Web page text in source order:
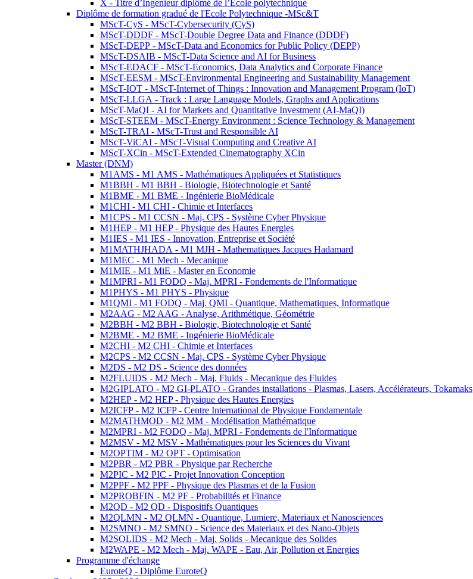
X - Titre d’Ingénieur diplômé de l’École polytechnique
Diplôme de formation gradué de l'Ecole Polytechnique -MSc&T
MScT-CyS - MScT-Cybersecurity (CyS)
MScT-DDDF - MScT-Double Degree Data and Finance (DDDF)
MScT-DEPP - MScT-Data and Economics for Public Policy (DEPP)
MScT-DSAIB - MScT-Data Science and AI for Business
MScT-EDACF - MScT-Economics, Data Analytics and Corporate Finance
MScT-EESM - MScT-Environmental Engineering and Sustainability Management
MScT-IOT - MScT-Internet of Things : Innovation and Management Program (IoT)
MScT-LLGA - Track : Large Language Models, Graphs and Applications
MScT-MaQI - AI for Markets and Quantitative Investment (AI-MaQI)
MScT-STEEM - MScT-Energy Environment : Science Technology & Management
MScT-TRAI - MScT-Trust and Responsible AI
MScT-ViCAI - MScT-Visual Computing and Creative AI
MScT-XCin - MScT-Extended Cinematography XCin
Master (DNM)
M1AMS - M1 AMS - Mathématiques Appliquées et Statistiques
M1BBH - M1 BBH - Biologie, Biotechnologie et Santé
M1BME - M1 BME - Ingénierie BioMédicale
M1CHI - M1 CHI - Chimie et Interfaces
M1CPS - M1 CCSN - Maj. CPS - Système Cyber Physique
M1HEP - M1 HEP - Physique des Hautes Energies
M1IES - M1 IES - Innovation, Entreprise et Société
M1MATHJHADA - M1 MJH - Mathematiques Jacques Hadamard
M1MEC - M1 Mech - Mecanique
M1MIE - M1 MiE - Master en Economie
M1MPRI - M1 FODQ - Maj. MPRI - Fondements de l'Informatique
M1PHYS - M1 PHYS - Physique
M1QMI - M1 FODQ - Maj. QMI - Quantique, Mathematiques, Informatique
M2AAG - M2 AAG - Analyse, Arithmétique, Géométrie
M2BBH - M2 BBH - Biologie, Biotechnologie et Santé
M2BME - M2 BME - Ingénierie BioMédicale
M2CHI - M2 CHI - Chimie et Interfaces
M2CPS - M2 CCSN - Maj. CPS - Système Cyber Physique
M2DS - M2 DS - Science des données
M2FLUIDS - M2 Mech - Maj. Fluids - Mecanique des Fluides
M2GIPLATO - M2 GI-PLATO - Grandes installations - Plasmas, Lasers, Accélérateurs, Tokamaks
M2HEP - M2 HEP - Physique des Hautes Energies
M2ICFP - M2 ICFP - Centre International de Physique Fondamentale
M2MATHMOD - M2 MM - Modélisation Mathématique
M2MPRI - M2 FODQ - Maj. MPRI - Fondements de l'Informatique
M2MSV - M2 MSV - Mathématiques pour les Sciences du Vivant
M2OPTIM - M2 OPT - Optimisation
M2PBR - M2 PBR - Physique par Recherche
M2PIC - M2 PIC - Projet Innovation Conception
M2PPF - M2 PPF - Physique des Plasmas et de la Fusion
M2PROBFIN - M2 PF - Probabilités et Finance
M2QD - M2 QD - Dispositifs Quantiques
M2QLMN - M2 QLMN - Quantique, Lumiere, Materiaux et Nanosciences
M2SMNO - M2 SMNO - Science des Materiaux et des Nano-Objets
M2SOLIDS - M2 Mech - Maj. Solids - Mecanique des Solides
M2WAPE - M2 Mech - Maj. WAPE - Eau, Air, Pollution et Energies
Programme d'échange
EuroteQ - Diplôme EuroteQ